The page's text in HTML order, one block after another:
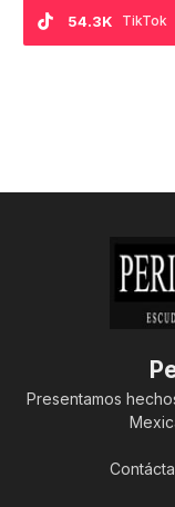
TikTok
54.3K
Presentamos